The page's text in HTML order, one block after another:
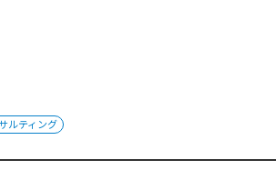
ルティング